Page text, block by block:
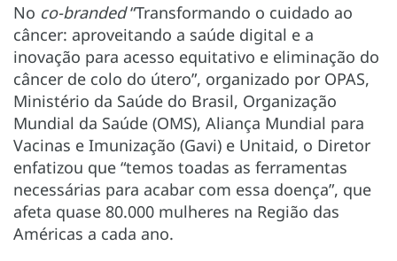
No co-branded“Transformando o cuidado ao
câncer: aproveitando a saúde digital e a
inovação para acesso equitativo e eliminação do
câncer de colo do útero”, organizado por OPAS,
Ministério da Saúde do Brasil, Organização
Mundial da Saúde (OMS), Aliança Mundial para
Vacinas e Imunização (Gavi) e Unitaid, o Diretor
enfatizou que “temos toadas as ferramentas
necessárias para acabar com essa doença”, que
afeta quase 80.000 mulheres na Região das
Américas a cada ano.